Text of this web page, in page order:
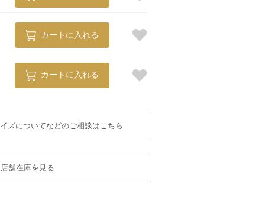
カートに入れる
カートに入れる
ズについてなどのご相談はこちら
店舗在庫を見る